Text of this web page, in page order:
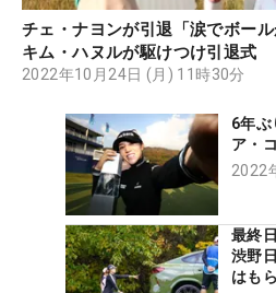
チェ・ナヨンが引退「涙でボー
キム・ハヌルが駆けつけ引退式
2022年10月24日 (月) 11時30分
6年
ア・
2022
最終
渋野
はも